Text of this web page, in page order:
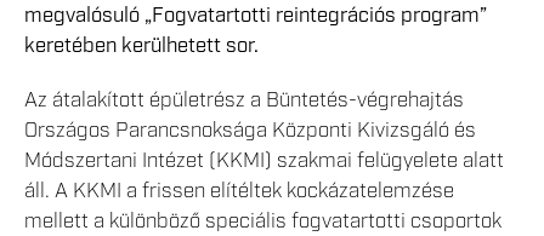
megvalósuló „Fogvatartotti reintegrációs program”
keretében kerülhetett sor.
Az átalakított épületrész a Büntetés-végrehajtás
Országos Parancsnoksága Központi Kivizsgáló és
Módszertani Intézet (KKMI) szakmai felügyelete alatt
áll. A KKMI a frissen elítéltek kockázatelemzése
mellett a különböző speciális fogvatartotti csoportok